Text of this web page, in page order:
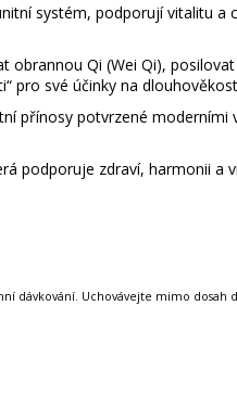
systém, podporují vitalitu
Qi (Wei Qi),
pro své účinky na
přínosy potvrzené
podporuje zdraví, harmonii a
Uchovávejte mimo dosah